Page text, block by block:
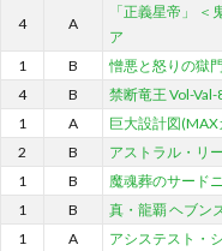
4 A
「正義星帝」 ＜
ア
1 B 憎悪と怒りの獄
4
B 禁断竜王 Vol-
1
A 巨大設計図
2
B アストラル・リ
1
B 魔魂葬のサード
1
B 真・龍覇 ヘブン
1
A アシステスト・